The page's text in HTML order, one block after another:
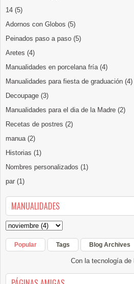
14 (5)
Adornos con Globos (5)
Peinados paso a paso (5)
Aretes (4)
Manualidades en porcelana fría (4)
Manualidades para fiesta de graduación (4)
Decoupage (3)
Manualidades para el dia de la Madre (2)
Recetas de postres (2)
manua (2)
Historias (1)
Nombres personalizados (1)
par (1)
MANUALIDADES
Popular Tags Blog Archives
Con la tecnología de